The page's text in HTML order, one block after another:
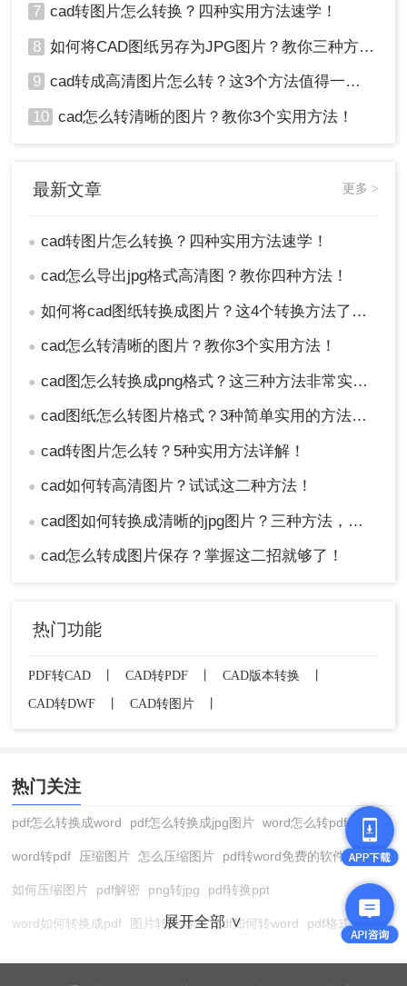
操作如下：
开需要转换的CAD文件。
2、打开截图工具：接着，打开你的截图工具（如
Snipping Tool、Greenshot等）。
或全部内容。
4、保存图片：最后，将截图保存为图片格式（如
注意：这种方法简单易行，但可能无法保留CAD文
件的全部细节和精度。
总结：
以上就是cad转图片怎么转换的方法介绍了。CAD转
况选择最适合的方法。如果你需要快速获取截图，
可以使用截图工具；如果你不想安装任何软件，可
注意文件的隐私和安全问题。
7 cad转图片怎么转换？四种实用方法速学！
8 如何将CAD图纸另存为JPG图片？教你三种方法轻松搞定！
9 cad转成高清图片怎么转？这3个方法值得一试！
10 cad怎么转清晰的图片？教你3个实用方法！
最新文章 更多 >
● cad转图片怎么转换？四种实用方法速学！
● cad怎么导出jpg格式高清图？教你四种方法！
● 如何将cad图纸转换成图片？这4个转换方法了解一下！
● cad怎么转清晰的图片？教你3个实用方法！
● cad图怎么转换成png格式？这三种方法非常实用！
● cad图纸怎么转图片格式？3种简单实用的方法分享！
● cad转图片怎么转？5种实用方法详解！
● cad如何转高清图片？试试这二种方法！
● cad图如何转换成清晰的jpg图片？三种方法，保准一看就会!！
● cad怎么转成图片保存？掌握这二招就够了！
热门功能
PDF转CAD CAD转PDF CAD版本转换
CAD转DWF
CAD转图片
热门关注
pdf怎么转换成word pdf怎么转换成jpg图片 word怎么转pdf
word转pdf 压缩图片 怎么压缩图片 pdf转word免费的软件
如何压缩图片 pdf解密 png转jpg pdf转换ppt
word如何转换成pdf 图片转换格式 pdf如何转word pdf格式转换
展开全部 ∨